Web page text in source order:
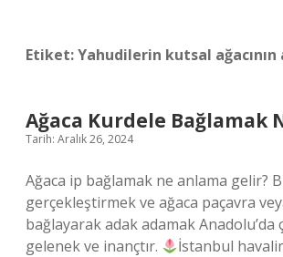
Etiket:Yahudilerin kutsal ağacının
Ağaca Kurdele Bağlamak
Tarih: Aralık 26, 2024
Ağaca ip bağlamak ne anlama gelir?
gerçekleştirmek ve ağaca paçavra
bağlayarak adak adamak Anadolu’da
gelenek ve inançtır.
İstanbul